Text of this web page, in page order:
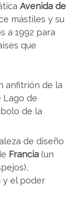
Avenida de
mástiles y su
a 1992 para
que
anfitrión de la
Lago de
de la
de diseño
Francia (un
y el poder